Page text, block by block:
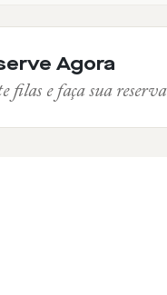
Agora
filas e faça sua reserva